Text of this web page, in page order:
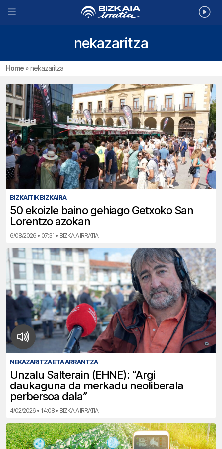
nekazaritza
Home »nekazaritza
BIZKAITIK BIZKAIRA
50 ekoizle baino gehiago Getxoko San
Lorentzo azokan
6/08/2026 • 07:31 • BIZKAIA IRRATIA
NEKAZARITZA ETA ARRANTZA
Unzalu Salterain (EHNE): “Argi
daukaguna da merkadu neoliberala
perbersoa dala”
4/02/2026 • 14:08 • BIZKAIA IRRATIA